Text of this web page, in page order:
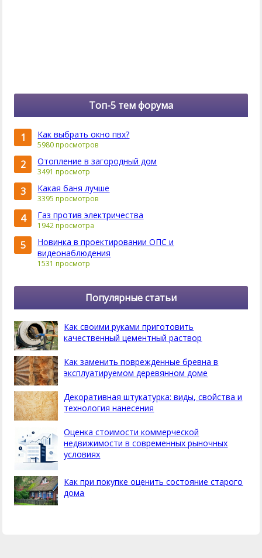
Топ-5 тем форума
1 Как выбрать окно пвх?
5980 просмотров
2 Отопление в загородный дом
3491 просмотр
3 Какая баня лучше
3395 просмотров
4 Газ против электричества
1942 просмотра
5
Новинка в проектировании ОПС и
видеонаблюдения
1531 просмотр
Популярные статьи
Как своими руками приготовить
качественный цементный раствор
Как заменить поврежденные бревна в
эксплуатируемом деревянном доме
Декоративная штукатурка: виды, свойства и
технология нанесения
Оценка стоимости коммерческой
недвижимости в современных рыночных
условиях
Как при покупке оценить состояние старого
дома